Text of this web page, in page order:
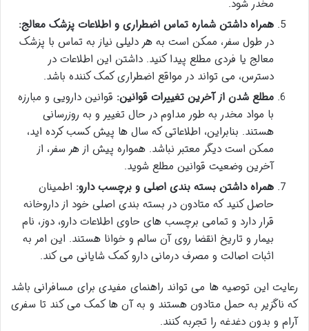
مخدر شود.
همراه داشتن شماره تماس اضطراری و اطلاعات پزشک معالج:
در طول سفر، ممکن است به هر دلیلی نیاز به تماس با پزشک
معالج یا فردی مطلع پیدا کنید. داشتن این اطلاعات در
دسترس، می تواند در مواقع اضطراری کمک کننده باشد.
مطلع شدن از آخرین تغییرات قوانین: قوانین دارویی و مبارزه
با مواد مخدر به طور مداوم در حال تغییر و به روزرسانی
هستند. بنابراین، اطلاعاتی که سال ها پیش کسب کرده اید،
ممکن است دیگر معتبر نباشد. همواره پیش از هر سفر، از
آخرین وضعیت قوانین مطلع شوید.
همراه داشتن بسته بندی اصلی و برچسب دارو: اطمینان
حاصل کنید که متادون در بسته بندی اصلی خود از داروخانه
قرار دارد و تمامی برچسب های حاوی اطلاعات دارو، دوز، نام
بیمار و تاریخ انقضا روی آن سالم و خوانا هستند. این امر به
اثبات اصالت و مصرف درمانی دارو کمک شایانی می کند.
رعایت این توصیه ها می تواند راهنمای مفیدی برای مسافرانی باشد
که ناگزیر به حمل متادون هستند و به آن ها کمک می کند تا سفری
آرام و بدون دغدغه را تجربه کنند.